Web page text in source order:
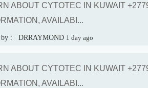
ABOUT CYTOTEC IN KUWAIT
AVAILABI...
by : DRRAYMOND 1 day ago
ABOUT CYTOTEC IN KUWAIT
AVAILABI...